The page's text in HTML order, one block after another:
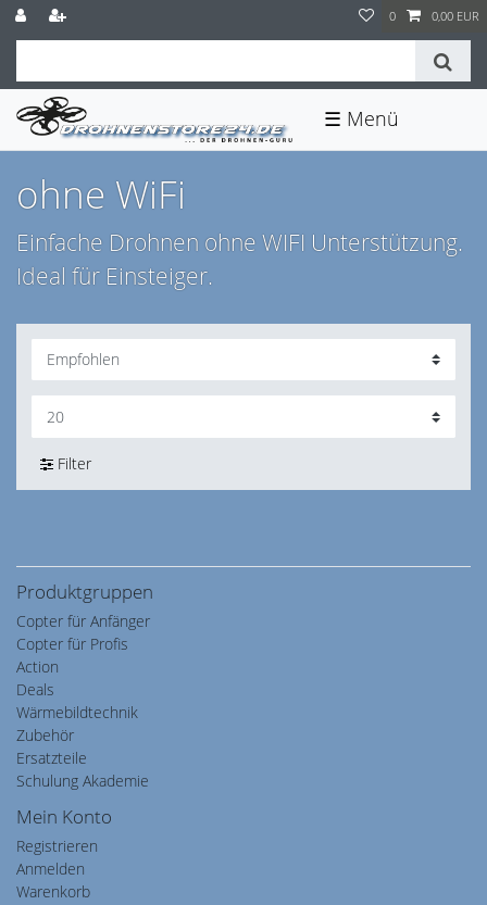
0 0,00 EUR
☰
ohne WiFi
Einfache Drohnen ohne WIFI Unterstützung.
Ideal für Einsteiger.
Filter
Produktgruppen
Copter für Anfänger
Copter für Profis
Action
Deals
Wärmebildtechnik
Zubehör
Ersatzteile
Schulung Akademie
Mein Konto
Registrieren
Anmelden
Warenkorb